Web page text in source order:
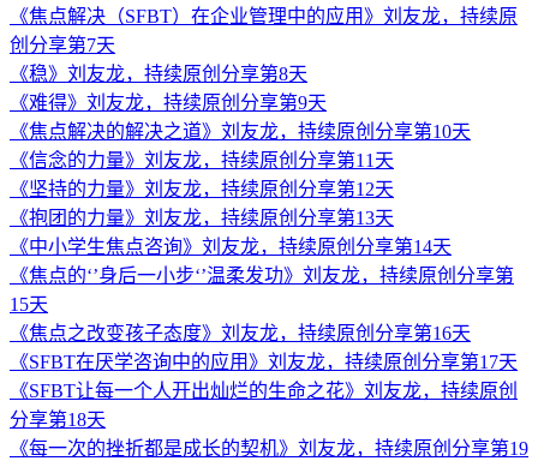
《焦点解决（SFBT）在企业管理中的应用》刘友龙，持续原
创分享第7天
《稳》刘友龙，持续原创分享第8天
《难得》刘友龙，持续原创分享第9天
《焦点解决的解决之道》刘友龙，持续原创分享第10天
《信念的力量》刘友龙，持续原创分享第11天
《坚持的力量》刘友龙，持续原创分享第12天
《抱团的力量》刘友龙，持续原创分享第13天
《中小学生焦点咨询》刘友龙，持续原创分享第14天
《焦点的‘’身后一小步‘’温柔发功》刘友龙，持续原创分享第
15天
《焦点之改变孩子态度》刘友龙，持续原创分享第16天
《SFBT在厌学咨询中的应用》刘友龙，持续原创分享第17天
《SFBT让每一个人开出灿烂的生命之花》刘友龙，持续原创
分享第18天
《每一次的挫折都是成长的契机》刘友龙，持续原创分享第19